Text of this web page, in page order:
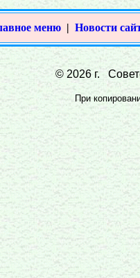
меню | Новости
© 2026 г.
При